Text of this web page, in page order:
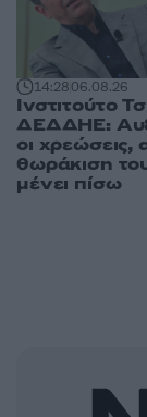
14:2806.08.26
Ινστιτούτο
ΔΕΔΔΗΕ:
οι χρεώσεις,
θωράκιση
μένει πίσω